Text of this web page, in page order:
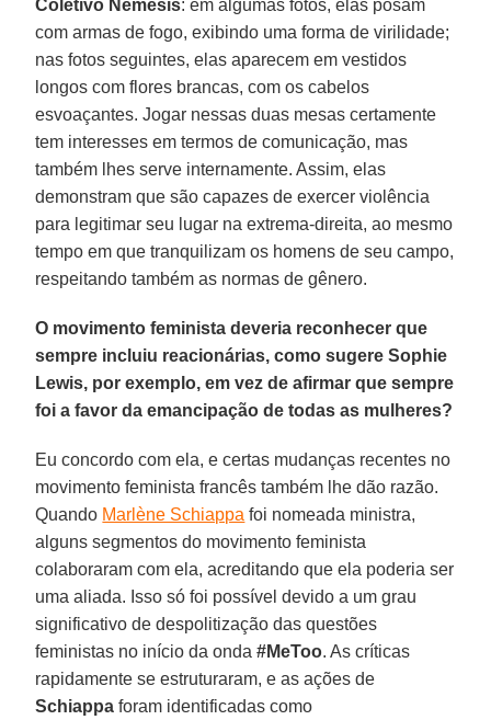
Coletivo Nemesis: em algumas fotos, elas posam
com armas de fogo, exibindo uma forma de virilidade;
nas fotos seguintes, elas aparecem em vestidos
longos com flores brancas, com os cabelos
esvoaçantes. Jogar nessas duas mesas certamente
tem interesses em termos de comunicação, mas
também lhes serve internamente. Assim, elas
demonstram que são capazes de exercer violência
para legitimar seu lugar na extrema-direita, ao mesmo
tempo em que tranquilizam os homens de seu campo,
respeitando também as normas de gênero.
O movimento feminista deveria reconhecer que
sempre incluiu reacionárias, como sugere Sophie
Lewis, por exemplo, em vez de afirmar que sempre
foi a favor da emancipação de todas as mulheres?
Eu concordo com ela, e certas mudanças recentes no
movimento feminista francês também lhe dão razão.
Quando Marlène Schiappa foi nomeada ministra,
alguns segmentos do movimento feminista
colaboraram com ela, acreditando que ela poderia ser
uma aliada. Isso só foi possível devido a um grau
significativo de despolitização das questões
feministas no início da onda#MeToo. As críticas
rapidamente se estruturaram, e as ações de
Schiappa foram identificadas como